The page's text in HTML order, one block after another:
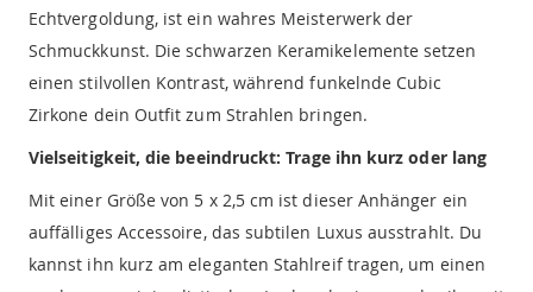
Echtvergoldung, ist ein wahres Meisterwerk der
Schmuckkunst. Die schwarzen Keramikelemente setzen
einen stilvollen Kontrast, während funkelnde Cubic
Zirkone dein Outfit zum Strahlen bringen.
Vielseitigkeit, die beeindruckt: Trage ihn kurz oder lang
Mit einer Größe von 5 x 2,5 cm ist dieser Anhänger ein
auffälliges Accessoire, das subtilen Luxus ausstrahlt. Du
kannst ihn kurz am eleganten Stahlreif tragen, um einen